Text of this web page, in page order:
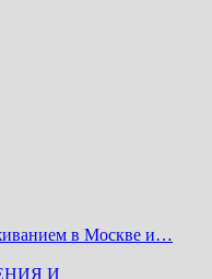
в Москве и…
И